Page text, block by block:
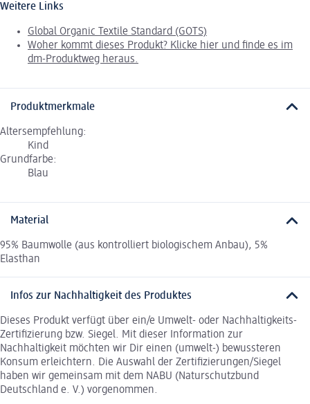
Weitere Links
Global Organic Textile Standard (GOTS)
Woher kommt dieses Produkt? Klicke hier und finde es im
dm-Produktweg heraus.
Produktmerkmale
Altersempfehlung:
Kind
Grundfarbe:
Blau
Material
95% Baumwolle (aus kontrolliert biologischem Anbau), 5%
Elasthan
Infos zur Nachhaltigkeit des Produktes
Dieses Produkt verfügt über ein/e Umwelt- oder Nachhaltigkeits-
Zertifizierung bzw. Siegel. Mit dieser Information zur
Nachhaltigkeit möchten wir Dir einen (umwelt-) bewussteren
Konsum erleichtern. Die Auswahl der Zertifizierungen/Siegel
haben wir gemeinsam mit dem NABU (Naturschutzbund
Deutschland e. V.) vorgenommen.